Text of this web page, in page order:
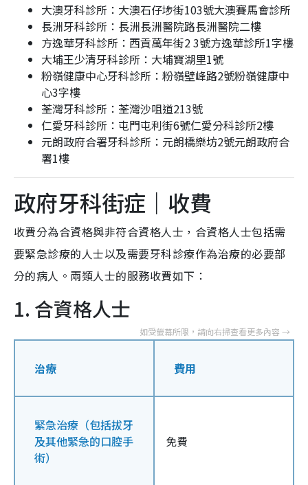
大澳牙科診所：大澳石仔埗街103號大澳賽馬會診所
長洲牙科診所：長洲長洲醫院路長洲醫院二樓
方逸華牙科診所：西貢萬年街2 3號方逸華診所1字樓
大埔王少清牙科診所：大埔寶湖里1號
粉嶺健康中心牙科診所：粉嶺壁峰路2號粉嶺健康中
心3字樓
荃灣牙科診所：荃灣沙咀道213號
仁愛牙科診所：屯門屯利街6號仁愛分科診所2樓
元朗政府合署牙科診所：元朗橋樂坊2號元朗政府合
署1樓
政府牙科街症｜收費
收費分為合資格與非符合資格人士，合資格人士包括需
要緊急診療的人士以及需要牙科診療作為治療的必要部
分的病人。兩類人士的服務收費如下：
1. 合資格人士
治療 費用
緊急治療（包括拔牙
及其他緊急的口腔手
術）
免費